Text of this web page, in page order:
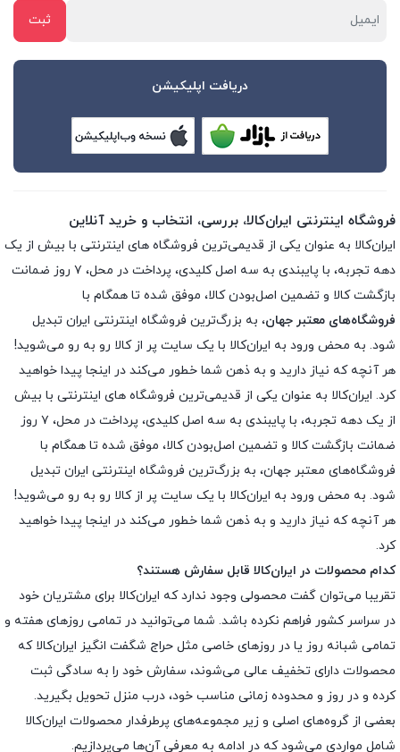
دریافت اپلیکیشن
فروشگاه اینترنتی ایران‌کالا، بررسی، انتخاب و خرید آنلاین
ایران‌کالا به عنوان یکی از قدیمی‌ترین فروشگاه های اینترنتی با بیش از یک
دهه تجربه، با پایبندی به سه اصل کلیدی، پرداخت در محل، ۷ روز ضمانت
بازگشت کالا و تضمین اصل‌بودن کالا، موفق شده تا همگام با
فروشگاه‌های معتبر جهان، به بزرگ‌ترین فروشگاه اینترنتی ایران تبدیل
شود. به محض ورود به ایران‌کالا با یک سایت پر از کالا رو به رو می‌شوید!
هر آنچه که نیاز دارید و به ذهن شما خطور می‌کند در اینجا پیدا خواهید
کرد. ایران‌کالا به عنوان یکی از قدیمی‌ترین فروشگاه های اینترنتی با بیش
از یک دهه تجربه، با پایبندی به سه اصل کلیدی، پرداخت در محل، ۷ روز
ضمانت بازگشت کالا و تضمین اصل‌بودن کالا، موفق شده تا همگام با
فروشگاه‌های معتبر جهان، به بزرگ‌ترین فروشگاه اینترنتی ایران تبدیل
شود. به محض ورود به ایران‌کالا با یک سایت پر از کالا رو به رو می‌شوید!
هر آنچه که نیاز دارید و به ذهن شما خطور می‌کند در اینجا پیدا خواهید
کرد.
کدام محصولات در ایران‌کالا قابل سفارش هستند؟
تقریبا می‌توان گفت محصولی وجود ندارد که ایران‌کالا برای مشتریان خود
در سراسر کشور فراهم نکرده باشد. شما می‌توانید در تمامی روزهای هفته و
تمامی شبانه روز یا در روزهای خاصی مثل حراج شگفت انگیز ایران‌کالا که
محصولات دارای تخفیف عالی می‌شوند، سفارش خود را به سادگی ثبت
کرده و در روز و محدوده زمانی مناسب خود، درب منزل تحویل بگیرید.
بعضی از گروه‌های اصلی و زیر مجموعه‌های پرطرفدار محصولات ایران‌کالا
شامل مواردی می‌شود که در ادامه به معرفی آن‌ها می‌پردازیم.